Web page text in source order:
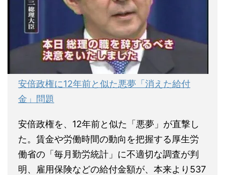
安倍政権に12年前と似た悪夢「消えた給付
金」問題
安倍政権を、12年前と似た「悪夢」が直撃し
た。賃金や労働時間の動向を把握する厚生労
働省の「毎月勤労統計」に不適切な調査が判
明、雇用保険などの給付金額が、本来より537